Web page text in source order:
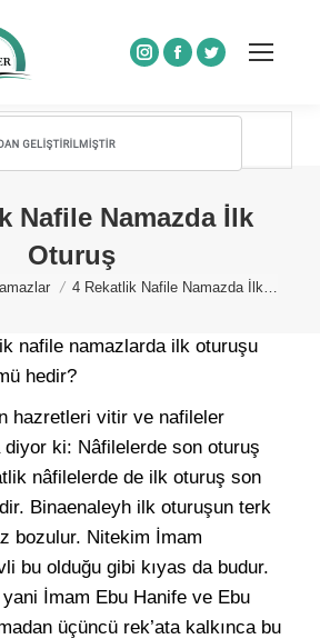
Instagram
Facebook
Twitter
Nafile Namazda İlk
Oturuş
4 Rekatlik Nafile Namazda İlk…
nafile namazlarda ilk oturuşu
hedir?
hazretleri vitir ve nafileler
diyor ki: Nâfilelerde son oturuş
nâfilelerde de ilk oturuş son
Binaenaleyh ilk oturuşun terk
bozulur. Nitekim İmam
bu olduğu gibi kıyas da budur.
yani İmam Ebu Hanife ve Ebu
üçüncü rek’ata kalkınca bu